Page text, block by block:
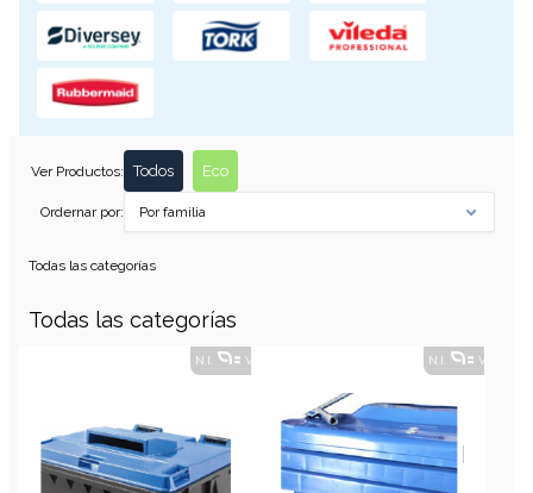
Ver Productos: Todos Eco
Ordernar por: Por familia
Todas las categorías
Todas las categorías
N.I. VER ALTERNATIVAS N.I. VER